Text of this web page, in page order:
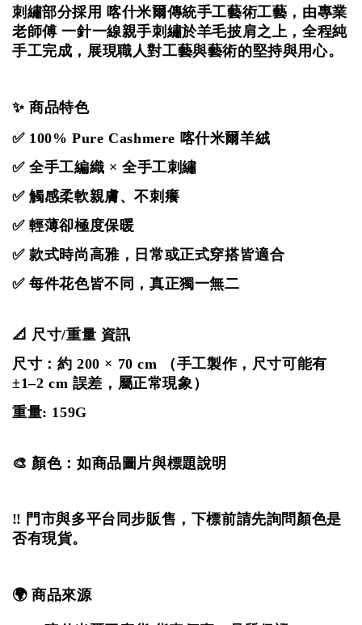
刺繡部分採用 喀什米爾傳統手工藝術工藝，由專業
老師傅 一針一線親手刺繡於羊毛披肩之上，全程純
手工完成，展現職人對工藝與藝術的堅持與用心。
✨ 商品特色
✅ 100% Pure Cashmere 喀什米爾羊絨
✅ 全手工編織 × 全手工刺繡
✅ 觸感柔軟親膚、不刺癢
✅ 輕薄卻極度保暖
✅ 款式時尚高雅，日常或正式穿搭皆適合
✅ 每件花色皆不同，真正獨一無二
📐 尺寸/重量 資訊
尺寸：約 200 × 70 cm
（手工製作，尺寸可能有
±1–2 cm 誤差，屬正常現象）
重量: 159G
🎨 顏色：如商品圖片與標題說明
‼️ 門市與多平台同步販售，下標前請先詢問顏色是
否有現貨。
🌍 商品來源